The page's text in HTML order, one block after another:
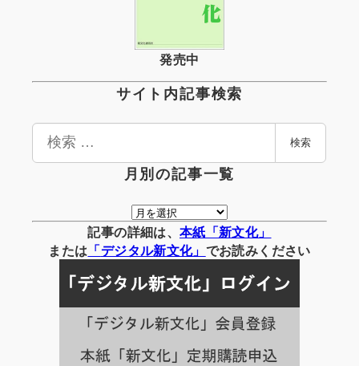
発売中
サイト内記事検索
検
検索
月別の記事一覧
月
別
の
事
一
覧
記事の詳細は、 本紙「新文化」
または 「デジタル新文化」 でお読みください